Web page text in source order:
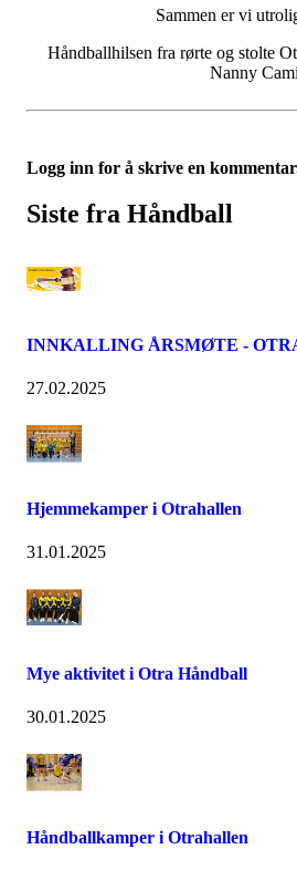
Sammen er vi
Håndballhilsen fra rørte og stolte
Nanny
Logg inn for å skrive en
Siste fra Håndball
INNKALLING ÅRSMØTE -
27.02.2025
Hjemmekamper i Otrahallen
31.01.2025
Mye aktivitet i Otra Håndball
30.01.2025
Håndballkamper i Otrahallen